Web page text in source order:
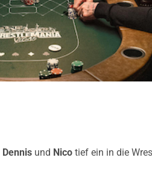
Dennis und Nico tief ein in die